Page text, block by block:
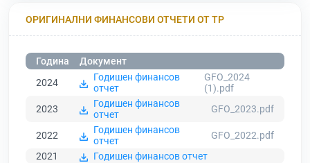
ОРИГИНАЛНИ ФИНАНСОВИ ОТЧЕТИ ОТ ТР
Година
Документ
2024
Годишен финансов
отчет
GFO_2024
(1).pdf
2023
Годишен финансов
отчет
GFO_2023.pdf
2022
Годишен финансов
отчет
GFO_2022.pdf
2021
Годишен финансов отчет